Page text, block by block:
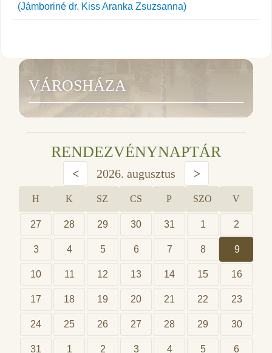
(Jámboriné dr. Kiss Aranka Zsuzsanna)
VÁROSHÁZA
RENDEZVÉNYNAPTÁR
< 2026. augusztus >
H K SZ CS P SZO V
27 28 29 30 31 1 2
3 4 5 6 7 8 9
10 11 12 13 14 15 16
17 18 19 20 21 22 23
24 25 26 27 28 29 30
31 1 2 3 4 5 6